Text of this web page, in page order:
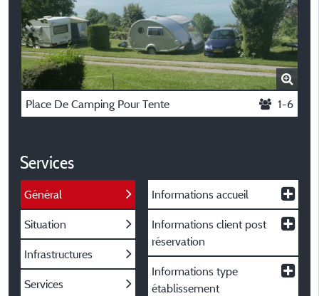
Place De Camping Pour Tente 1-6
Services
Général
Situation
Infrastructures
Services
Informations accueil
Informations client post
réservation
Informations type
établissement